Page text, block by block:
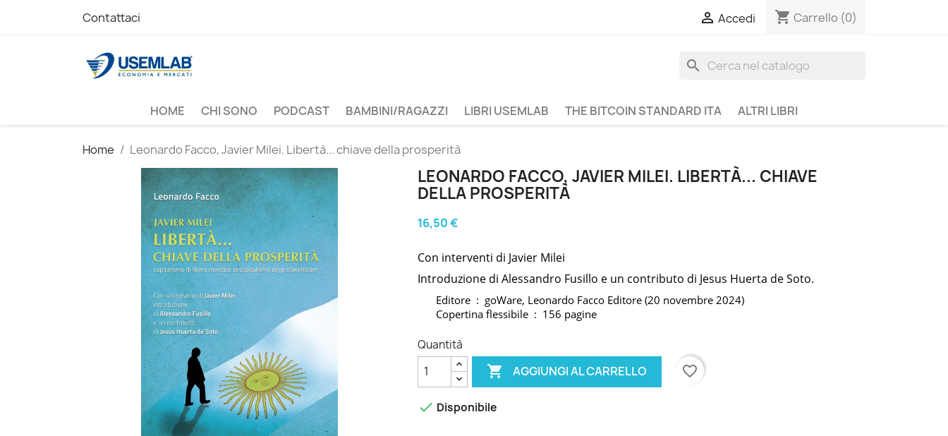
Contattaci  Accedi shopping_cart Carrello (0)
search
HOME CHI SONO PODCAST BAMBINI/RAGAZZI LIBRI USEMLAB THE BITCOIN STANDARD ITA ALTRI LIBRI
Home Leonardo Facco, Javier Milei. Libertà... chiave della prosperità
LEONARDO FACCO, JAVIER MILEI. LIBERTÀ... CHIAVE
DELLA PROSPERITÀ
16,50 €
Con interventi di Javier Milei
Introduzione di Alessandro Fusillo e un contributo di Jesus Huerta de Soto.
Editore ‏ : ‎ goWare, Leonardo Facco Editore (20 novembre 2024)
Copertina flessibile ‏ : ‎ 156 pagine
Quantità
 AGGIUNGI AL CARRELLO favorite_border
 Disponibile